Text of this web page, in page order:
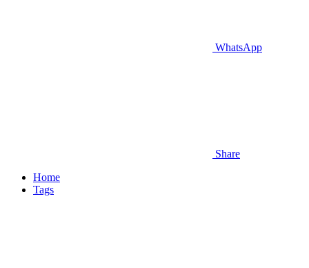
WhatsApp
Share
Home
Tags